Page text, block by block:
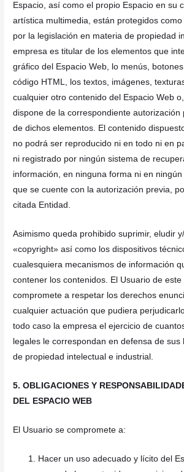
Espacio, así como el propio Espacio en su
artística multimedia, están protegidos
por la legislación en materia de propiedad
empresa es titular de los elementos que
gráfico del Espacio Web, lo menús,
código HTML, los textos, imágenes,
cualquier otro contenido del Espacio Web
dispone de la correspondiente autorización
de dichos elementos. El contenido
no podrá ser reproducido ni en todo ni en
ni registrado por ningún sistema de
información, en ninguna forma ni en
que se cuente con la autorización previa,
citada Entidad.
Asimismo queda prohibido suprimir, eludir
«copyright» así como los dispositivos
cualesquiera mecanismos de información
contener los contenidos. El Usuario de este
compromete a respetar los derechos
cualquier actuación que pudiera
todo caso la empresa el ejercicio de
legales le correspondan en defensa de
de propiedad intelectual e industrial.
5. OBLIGACIONES Y
DEL ESPACIO WEB
El Usuario se compromete a:
Hacer un uso adecuado y lícito del